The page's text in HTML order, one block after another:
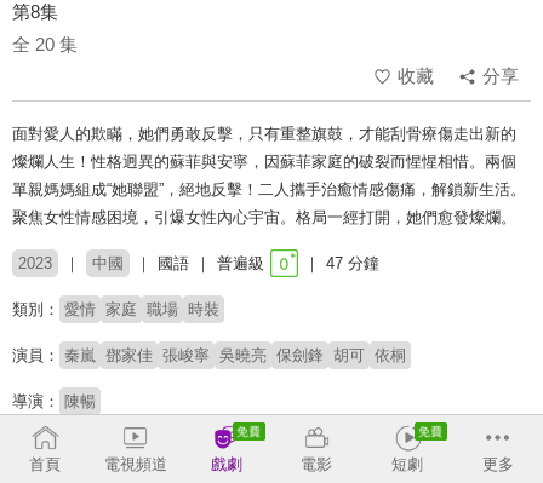
第8集
全 20 集
收藏
分享
面對愛人的欺瞞，她們勇敢反擊，只有重整旗鼓，才能刮骨療傷走出新的
燦爛人生！性格迥異的蘇菲與安寧，因蘇菲家庭的破裂而惺惺相惜。兩個
單親媽媽組成“她聯盟”，絕地反擊！二人攜手治癒情感傷痛，解鎖新生活。
聚焦女性情感困境，引爆女性內心宇宙。格局一經打開，她們愈發燦爛。
2023 中國 國語 普遍級 47 分鐘
類別： 愛情 家庭 職場 時裝
演員： 秦嵐 鄧家佳 張峻寧 吳曉亮 保劍鋒 胡可 依桐
導演： 陳暢
首頁 電視頻道 戲劇 電影 短劇 更多